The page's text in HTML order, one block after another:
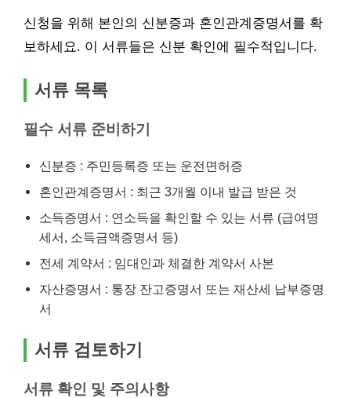
신청을 위해 본인의 신분증과 혼인관계증명서를 확
보하세요. 이 서류들은 신분 확인에 필수적입니다.
서류 목록
필수 서류 준비하기
신분증 : 주민등록증 또는 운전면허증
혼인관계증명서 : 최근 3개월 이내 발급 받은 것
소득증명서 : 연소득을 확인할 수 있는 서류 (급여명
세서, 소득금액증명서 등)
전세 계약서 : 임대인과 체결한 계약서 사본
자산증명서 : 통장 잔고증명서 또는 재산세 납부증명
서
서류 검토하기
서류 확인 및 주의사항